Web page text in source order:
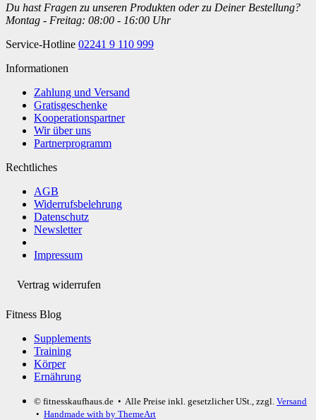
Du hast Fragen zu unseren Produkten oder zu Deiner Bestellung?
Montag - Freitag: 08:00 - 16:00 Uhr
Service-Hotline 02241 9 110 999
Informationen
Zahlung und Versand
Gratisgeschenke
Kooperationspartner
Wir über uns
Partnerprogramm
Rechtliches
AGB
Widerrufsbelehrung
Datenschutz
Newsletter
Impressum
Vertrag widerrufen
Fitness Blog
Supplements
Training
Körper
Ernährung
© fitnesskaufhaus.de • Alle Preise inkl. gesetzlicher USt., zzgl. Versand
• Handmade with by ThemeArt